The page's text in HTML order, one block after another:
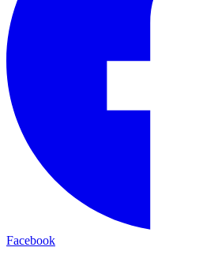
Facebook